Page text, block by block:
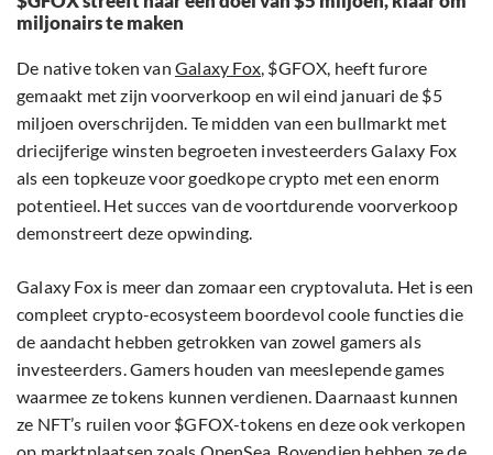
miljonairs te maken
De native token van Galaxy Fox, $GFOX, heeft furore
gemaakt met zijn voorverkoop en wil eind januari de $5
miljoen overschrijden. Te midden van een bullmarkt met
driecijferige winsten begroeten investeerders Galaxy Fox
als een topkeuze voor goedkope crypto met een enorm
potentieel. Het succes van de voortdurende voorverkoop
demonstreert deze opwinding.
Galaxy Fox is meer dan zomaar een cryptovaluta. Het is een
compleet crypto-ecosysteem boordevol coole functies die
de aandacht hebben getrokken van zowel gamers als
investeerders. Gamers houden van meeslepende games
waarmee ze tokens kunnen verdienen. Daarnaast kunnen
ze NFT’s ruilen voor $GFOX-tokens en deze ook verkopen